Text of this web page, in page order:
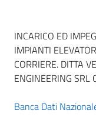
INCARICO ED
IMPIANTI
CORRIERE. DITTA
ENGINEERING SRL
Banca Dati